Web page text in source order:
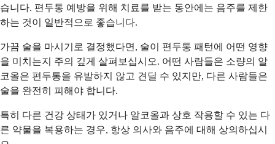
습니다. 편두통 예방을 위해 치료를 받는 동안에는 음주를 제한
하는 것이 일반적으로 좋습니다.
가끔 술을 마시기로 결정했다면, 술이 편두통 패턴에 어떤 영향
을 미치는지 주의 깊게 살펴보십시오. 어떤 사람들은 소량의 알
코올은 편두통을 유발하지 않고 견딜 수 있지만, 다른 사람들은
술을 완전히 피해야 합니다.
특히 다른 건강 상태가 있거나 알코올과 상호 작용할 수 있는 다
른 약물을 복용하는 경우, 항상 의사와 음주에 대해 상의하십시